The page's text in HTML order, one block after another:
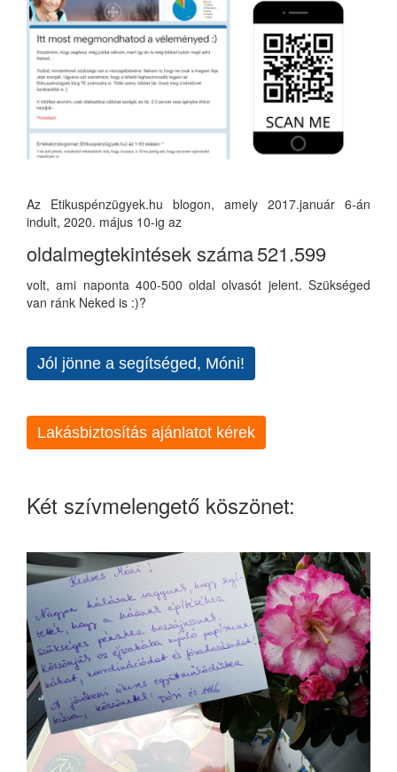
Az Etikuspénzügyek.hu blogon, amely 2017.január 6-án
indult, 2020. május 10-ig az
oldalmegtekintések száma521.599
volt, ami naponta 400-500 oldal olvasót jelent. Szükséged
van ránk Neked is :)?
Jól jönne a segítséged, Móni!
Lakásbiztosítás ajánlatot kérek
Két szívmelengető köszönet: